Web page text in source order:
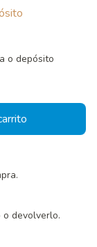
o depósito
devolverlo.